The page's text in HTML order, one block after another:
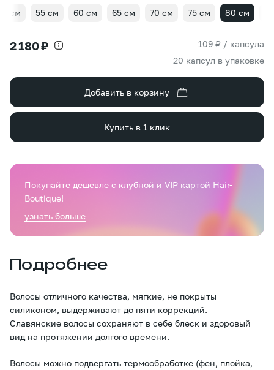
см 55 см 60 см 65 см 70 см 75 см 80 см
2 180 ₽
109 ₽ / капсула
20 капсул в упаковке
Добавить в корзину
Купить в 1 клик
Подробнее
Волосы отличного качества, мягкие, не покрыты
силиконом, выдерживают до пяти коррекций.
Славянские волосы сохраняют в себе блеск и здоровый
вид на протяжении долгого времени.
Волосы можно подвергать термообработке (фен, плойка,
Покупайте дешевле с клубной и VIP картой Hair-
Boutique!
узнать больше